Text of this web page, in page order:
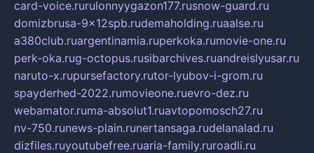
card-voice.rurulonnyygazon177.rusnow-guard.ru
domizbrusa-9x12spb.rudemaholding.ruaalse.ru
a380club.ruargentinamia.ruperkoka.rumovie-one.ru
perk-oka.rug-octopus.rusibarchives.ruandreislyusar.ru
naruto-x.rupursefactory.rutor-lyubov-i-grom.ru
spayderhed-2022.rumovieone.ruevro-dez.ru
webamator.ruma-absolut1.ruavtopomosch27.ru
nv-750.runews-plain.runertansaga.rudelanalad.ru
dizfiles.ruyoutubefree.ruaria-family.ruroadli.ru